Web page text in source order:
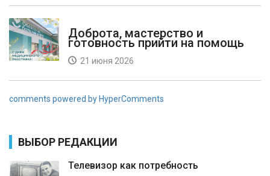
Доброта, мастерство и
готовность прийти на помощь
21 июня 2026
comments powered by HyperComments
ВЫБОР РЕДАКЦИИ
Телевизор как потребность